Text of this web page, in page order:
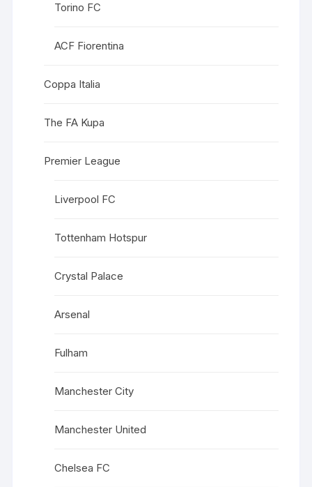
Torino FC
ACF Fiorentina
Coppa Italia
The FA Kupa
Premier League
Liverpool FC
Tottenham Hotspur
Crystal Palace
Arsenal
Fulham
Manchester City
Manchester United
Chelsea FC